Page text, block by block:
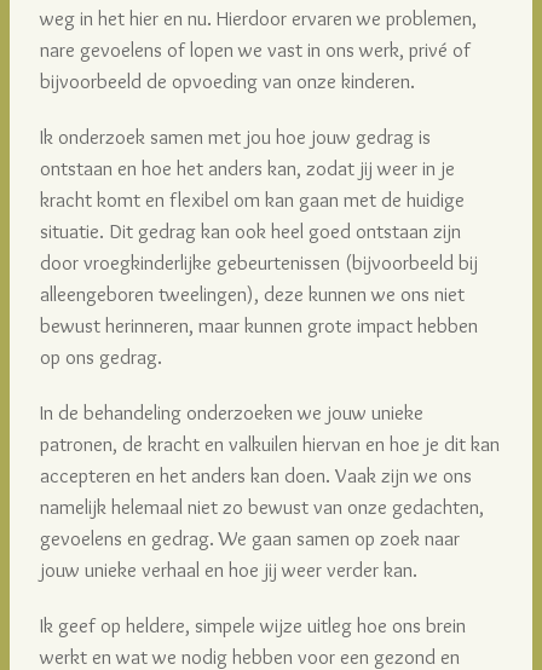
weg in het hier en nu. Hierdoor ervaren we problemen,
nare gevoelens of lopen we vast in ons werk, privé of
bijvoorbeeld de opvoeding van onze kinderen.
Ik onderzoek samen met jou hoe jouw gedrag is
ontstaan en hoe het anders kan, zodat jij weer in je
kracht komt en flexibel om kan gaan met de huidige
situatie. Dit gedrag kan ook heel goed ontstaan zijn
door vroegkinderlijke gebeurtenissen (bijvoorbeeld bij
alleengeboren tweelingen), deze kunnen we ons niet
bewust herinneren, maar kunnen grote impact hebben
op ons gedrag.
In de behandeling onderzoeken we jouw unieke
patronen, de kracht en valkuilen hiervan en hoe je dit kan
accepteren en het anders kan doen. Vaak zijn we ons
namelijk helemaal niet zo bewust van onze gedachten,
gevoelens en gedrag. We gaan samen op zoek naar
jouw unieke verhaal en hoe jij weer verder kan.
Ik geef op heldere, simpele wijze uitleg hoe ons brein
werkt en wat we nodig hebben voor een gezond en